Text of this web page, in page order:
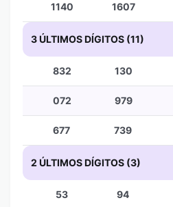
1140 1607
3 ÚLTIMOS DÍGITOS (11)
832 130
072 979
677 739
2 ÚLTIMOS DÍGITOS (3)
53 94